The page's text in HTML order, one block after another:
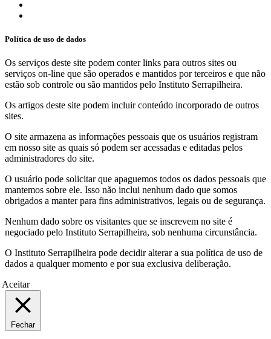
Política de uso de dados
Os serviços deste site podem conter links para outros sites ou
serviços on-line que são operados e mantidos por terceiros e que não
estão sob controle ou são mantidos pelo Instituto Serrapilheira.
Os artigos deste site podem incluir conteúdo incorporado de outros
sites.
O site armazena as informações pessoais que os usuários registram
em nosso site as quais só podem ser acessadas e editadas pelos
administradores do site.
O usuário pode solicitar que apaguemos todos os dados pessoais que
mantemos sobre ele. Isso não inclui nenhum dado que somos
obrigados a manter para fins administrativos, legais ou de segurança.
Nenhum dado sobre os visitantes que se inscrevem no site é
negociado pelo Instituto Serrapilheira, sob nenhuma circunstância.
O Instituto Serrapilheira pode decidir alterar a sua política de uso de
dados a qualquer momento e por sua exclusiva deliberação.
Aceitar
Fechar